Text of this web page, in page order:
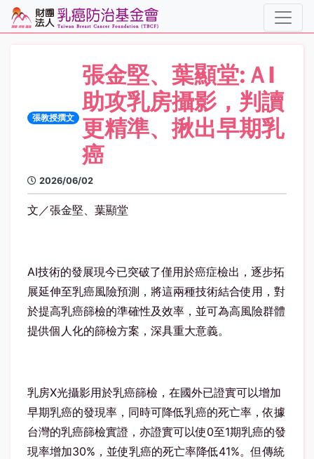
張教授撰文
張金堅、葉顯堂:ＡI
助攻乳房攝影，判讀
更精準、揪出早期乳
癌
2026/06/02
文／張金堅、葉顯堂
AI技術的發展現今已突破了僅用於癌症檢出，逐步拓
展延伸至乳癌風險預測，將這兩種技術結合使用，對
於提高乳癌篩檢的準確性及效率，並可為高風險群體
提供個人化的篩檢方案，深具重大意義。
乳房X光攝影用於乳癌篩檢，在國外已證實可以增加
早期乳癌的發現率，同時可降低乳癌的死亡率，依據
台灣的乳癌篩檢實證，亦證實可以使0至1期乳癌的發
現率增加30% ，並使乳癌的死亡率降低41%。但傳統